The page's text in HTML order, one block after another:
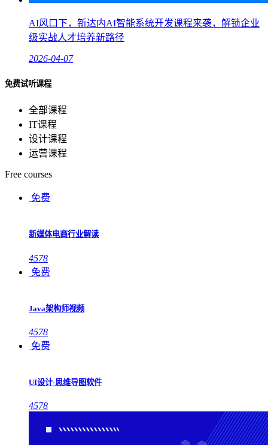
AI风口下，新达内AI智能系统开发课程来袭，解锁企业
级实战人才培养新路径
2026-04-07
免费试听课程
全部课程
IT课程
设计课程
运营课程
Free courses
免费
新媒体电商行业解读
4578
免费
Java架构师视频
4578
免费
UI设计-思维导图软件
4578